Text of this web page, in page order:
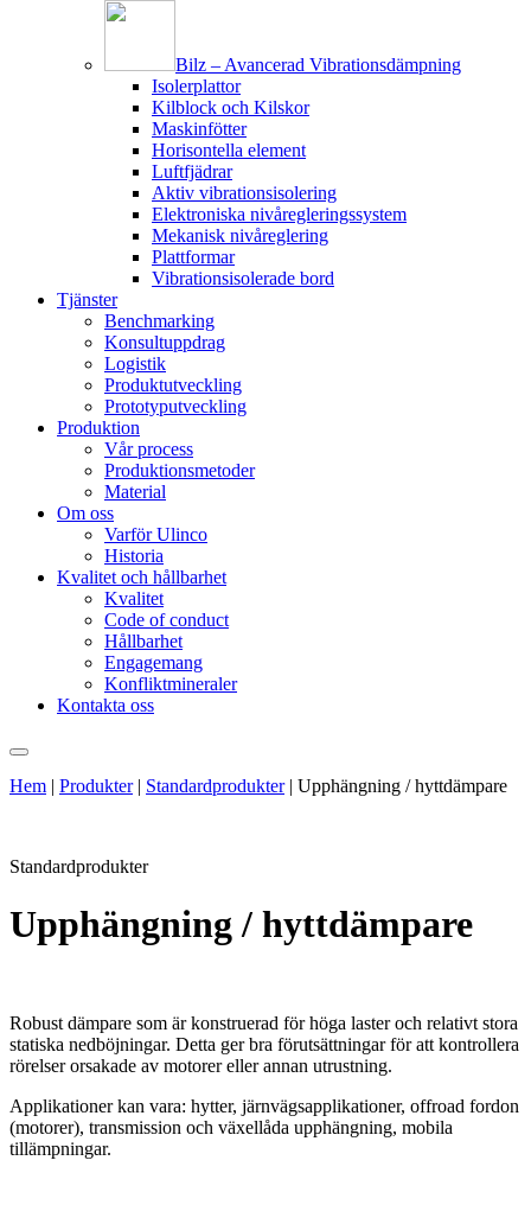
Bilz – Avancerad Vibrationsdämpning
Isolerplattor
Kilblock och Kilskor
Maskinfötter
Horisontella element
Luftfjädrar
Aktiv vibrationsisolering
Elektroniska nivåregleringssystem
Mekanisk nivåreglering
Plattformar
Vibrationsisolerade bord
Tjänster
Benchmarking
Konsultuppdrag
Logistik
Produktutveckling
Prototyputveckling
Produktion
Vår process
Produktionsmetoder
Material
Om oss
Varför Ulinco
Historia
Kvalitet och hållbarhet
Kvalitet
Code of conduct
Hållbarhet
Engagemang
Konfliktmineraler
Kontakta oss
Hem | Produkter| Standardprodukter| Upphängning / hyttdämpare
Standardprodukter
Upphängning / hyttdämpare
Robust dämpare som är konstruerad för höga laster och relativt stora
statiska nedböjningar. Detta ger bra förutsättningar för att kontrollera
rörelser orsakade av motorer eller annan utrustning.
Applikationer kan vara: hytter, järnvägsapplikationer, offroad fordon
(motorer), transmission och växellåda upphängning, mobila
tillämpningar.